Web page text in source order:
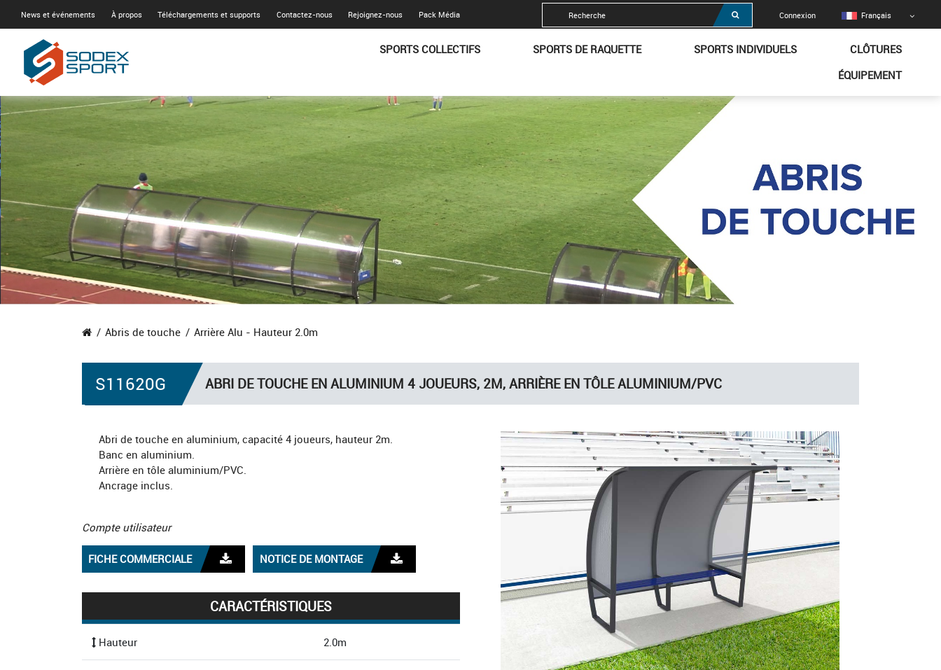
News et événements À propos Téléchargements et supports Contactez-nous Rejoignez-nous Pack Média Connexion Français
SPORTS COLLECTIFS SPORTS DE RAQUETTE SPORTS INDIVIDUELS
CLÔTURES
ÉQUIPEMENT
Abris de touche Arrière Alu - Hauteur 2.0m
S11620G ABRI DE TOUCHE EN ALUMINIUM 4 JOUEURS, 2M, ARRIÈRE EN TÔLE ALUMINIUM/PVC
Abri de touche en aluminium, capacité 4 joueurs, hauteur 2m.
Banc en aluminium.
Arrière en tôle aluminium/PVC.
Ancrage inclus.
Compte utilisateur
FICHE COMMERCIALE NOTICE DE MONTAGE
CARACTÉRISTIQUES
Hauteur 2.0m